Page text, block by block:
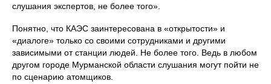
слушания экспертов, не более того».
Понятно, что КАЭС заинтересована в «открытости» и
«диалоге» только со своими сотрудниками и другими
зависимыми от станции людей. Не более того. Ведь в любом
другом городе Мурманской области слушания могут пойти не
по сценарию атомщиков.